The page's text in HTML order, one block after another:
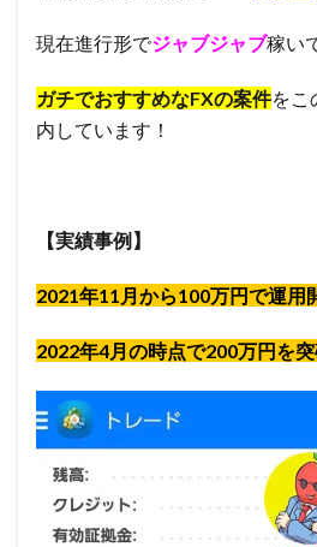
現在進行形でジャブジャブ稼い
ガチでおすすめなFXの案件をこ
内しています！
【実績事例】
2021年11月から100万円で運用
2022年4月の時点で200万円を突